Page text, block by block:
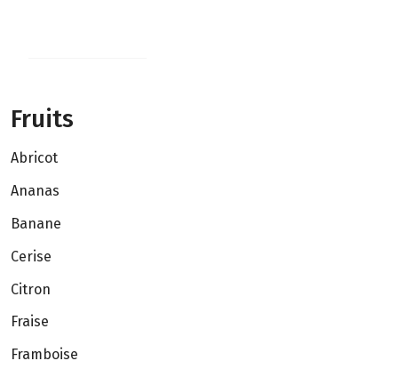
Fruits
Abricot
Ananas
Banane
Cerise
Citron
Fraise
Framboise